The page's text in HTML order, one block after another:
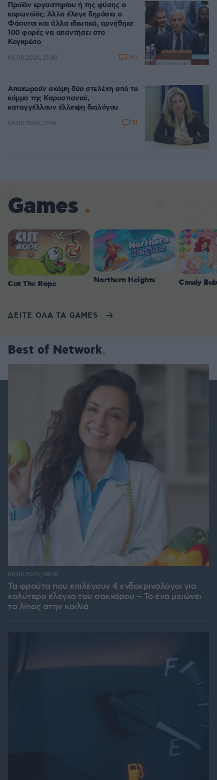
Προϊόν εργαστηρίου ή της φύσης ο
κορωνοϊός; Άλλα έλεγε δημόσια ο
Φάουτσι και άλλα ιδιωτικά, αρνήθηκε
100 φορές να απαντήσει στο
Κογκρέσο
06.08.2026, 21:40 147
Αποχωρούν ακόμη δύο στελέχη από το
κόμμα της Καρυστιανού,
καταγγέλλουν έλλειψη διαλόγου
06.08.2026, 21:16 51
Games
Cut The Rope Northern Heights Candy
ΔΕΙΤΕ ΟΛΑ ΤΑ GAMES
Best of Network
Τα φρούτα που επιλέγουν 4 ενδοκρινολόγοι για
καλύτερο έλεγχο του σακχάρου – Το ένα μειώνει
το λίπος στην κοιλιά
06.08.2026, 08:01